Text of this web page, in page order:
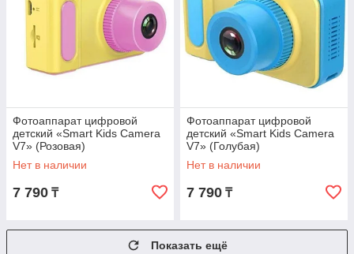
Фотоаппарат цифровой
детский «Smart Kids Camera
V7» (Розовая)
Нет в наличии
7 790 ₸
Фотоаппарат цифровой
детский «Smart Kids Camera
V7» (Голубая)
Нет в наличии
7 790 ₸
Показать ещё